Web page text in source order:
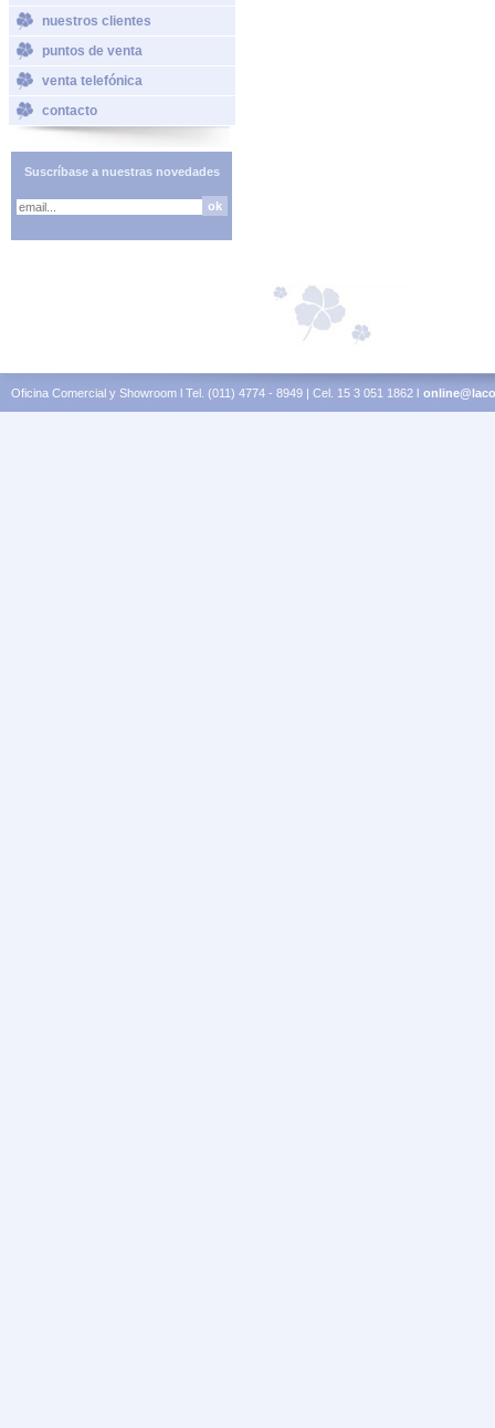
nuestros clientes
puntos de venta
venta telefónica
contacto
Suscríbase a nuestras novedades
Oficina Comercial y Showroom l Tel. (011) 4774 - 8949 | Cel. 15 3 051 1862 l